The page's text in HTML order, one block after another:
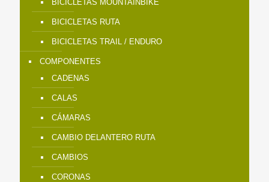
BICICLETAS MOUNTAINBIKE
BICICLETAS RUTA
BICICLETAS TRAIL / ENDURO
COMPONENTES
CADENAS
CALAS
CÁMARAS
CAMBIO DELANTERO RUTA
CAMBIOS
CORONAS